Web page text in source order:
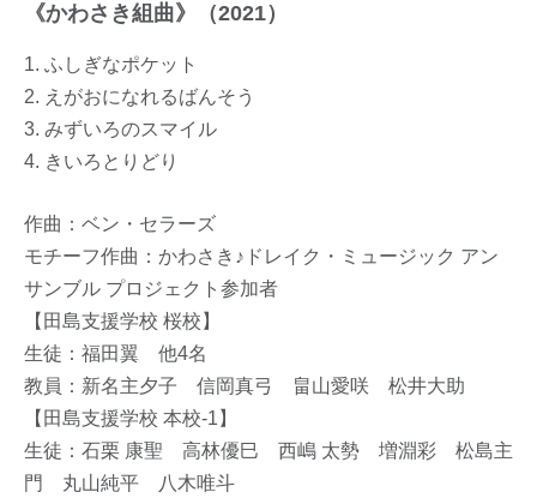
《かわさき組曲》（2021）
1. ふしぎなポケット
2. えがおになれるばんそう
3. みずいろのスマイル
4. きいろとりどり
作曲：ベン・セラーズ
モチーフ作曲：かわさき♪ドレイク・ミュージック アン
サンブル プロジェクト参加者
【田島支援学校 桜校】
生徒：福田翼 他4名
教員：新名主夕子 信岡真弓 畠山愛咲 松井大助
【田島支援学校 本校-1】
生徒：石栗 康聖 高林優巳 西嶋 太勢 増淵彩 松島主
門 丸山純平 八木唯斗